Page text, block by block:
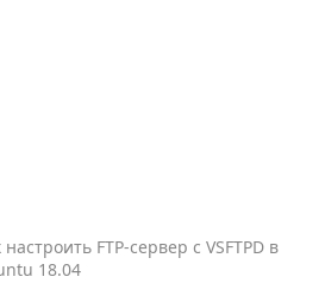
настроить FTP-сервер с VSFTPD в
18.04